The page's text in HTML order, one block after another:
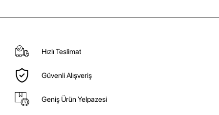
Hızlı Teslimat
Güvenli Alışveriş
Geniş Ürün Yelpazesi